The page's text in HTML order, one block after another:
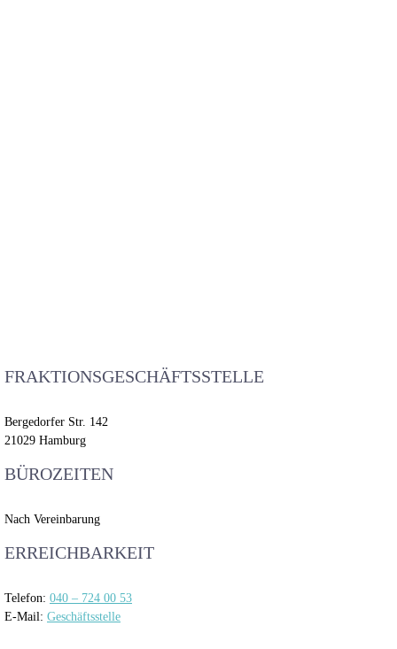
FRAKTIONSGESCHÄFTSSTELLE
Bergedorfer Str. 142
21029 Hamburg
BÜROZEITEN
Nach Vereinbarung
ERREICHBARKEIT
Telefon: 040 – 724 00 53
E-Mail: Geschäftsstelle